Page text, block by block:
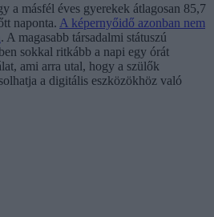
a másfél éves gyerekek átlagosan 85,7
naponta. A képernyőidő azonban nem
. A magasabb társadalmi státuszú
sokkal ritkább a napi egy órát
ami arra utal, hogy a szülők
a digitális eszközökhöz való